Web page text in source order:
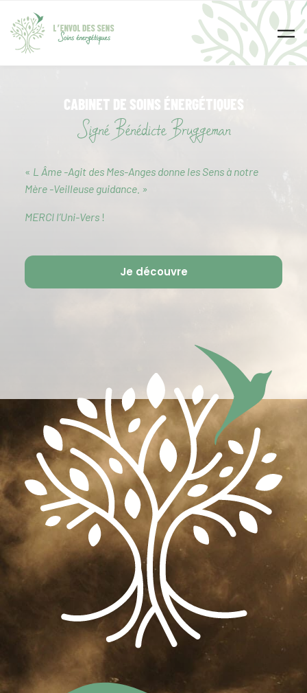
CABINET DE SOINS ÉNERGÉTIQUES
Signé Bénédicte Bruggeman
« L Âme -Agit des Mes-Anges donne les Sens à notre
Mère -Veilleuse guidance. »
MERCI l’Uni-Vers !
Je découvre